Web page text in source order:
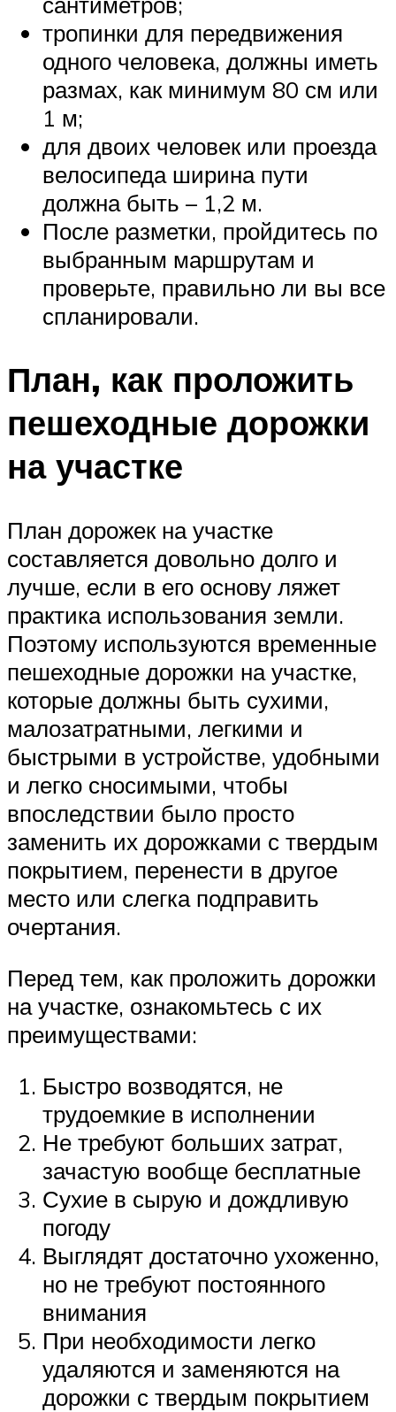
тропинки для передвижения
одного человека, должны иметь
размах, как минимум 80 см или
1 м;
для двоих человек или проезда
велосипеда ширина пути
должна быть – 1,2 м.
После разметки, пройдитесь по
выбранным маршрутам и
проверьте, правильно ли вы все
спланировали.
План, как проложить
пешеходные дорожки
на участке
План дорожек на участке
составляется довольно долго и
лучше, если в его основу ляжет
практика использования земли.
Поэтому используются временные
пешеходные дорожки на участке,
которые должны быть сухими,
малозатратными, легкими и
быстрыми в устройстве, удобными
и легко сносимыми, чтобы
впоследствии было просто
заменить их дорожками с твердым
покрытием, перенести в другое
место или слегка подправить
очертания.
Перед тем, как проложить дорожки
на участке, ознакомьтесь с их
преимуществами:
Быстро возводятся, не
трудоемкие в исполнении
Не требуют больших затрат,
зачастую вообще бесплатные
Сухие в сырую и дождливую
погоду
Выглядят достаточно ухоженно,
но не требуют постоянного
внимания
При необходимости легко
удаляются и заменяются на
дорожки с твердым покрытием